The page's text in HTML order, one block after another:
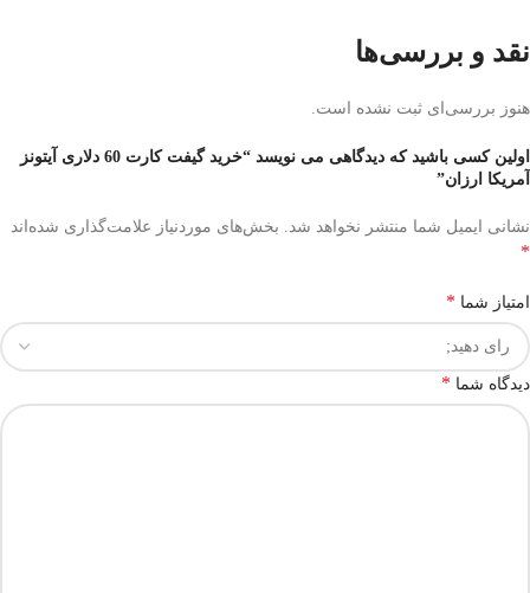
نقد و بررسی‌ها
هنوز بررسی‌ای ثبت نشده است.
اولین کسی باشید که دیدگاهی می نویسد “خرید گیفت کارت 60 دلاری آیتونز
آمریکا ارزان”
نشانی ایمیل شما منتشر نخواهد شد. بخش‌های موردنیاز علامت‌گذاری شده‌اند
*
امتیاز شما *
دیدگاه شما *